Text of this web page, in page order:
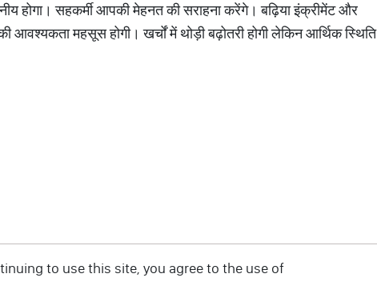
होगा। सहकर्मी आपकी मेहनत की सराहना करेंगे। बढ़िया इंक्रीमेंट और
महसूस होगी। खर्चों में थोड़ी बढ़ोतरी होगी लेकिन आर्थिक स्थिति
to use this site, you agree to the use of